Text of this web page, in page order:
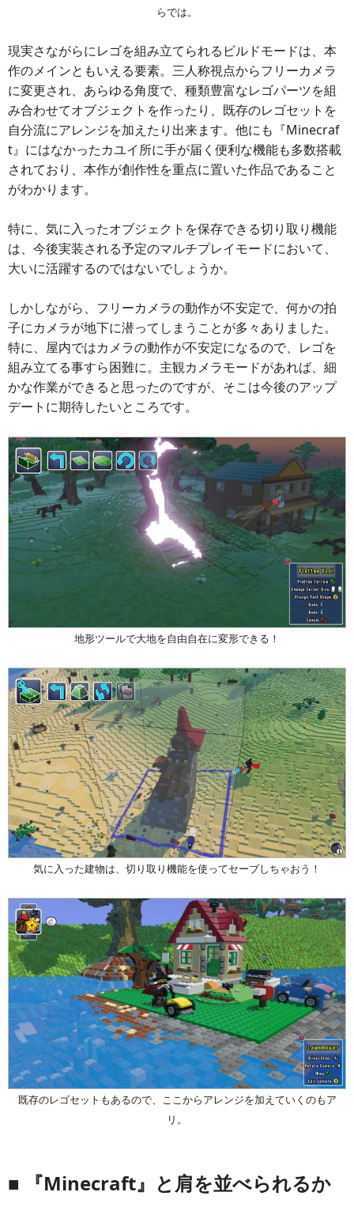
らでは。
現実さながらにレゴを組み立てられるビルドモードは、本
作のメインともいえる要素。三人称視点からフリーカメラ
に変更され、あらゆる角度で、種類豊富なレゴパーツを組
み合わせてオブジェクトを作ったり、既存のレゴセットを
自分流にアレンジを加えたり出来ます。他にも『Minecraf
t』にはなかったカユイ所に手が届く便利な機能も多数搭載
されており、本作が創作性を重点に置いた作品であること
がわかります。
特に、気に入ったオブジェクトを保存できる切り取り機能
は、今後実装される予定のマルチプレイモードにおいて、
大いに活躍するのではないでしょうか。
しかしながら、フリーカメラの動作が不安定で、何かの拍
子にカメラが地下に潜ってしまうことが多々ありました。
特に、屋内ではカメラの動作が不安定になるので、レゴを
組み立てる事すら困難に。主観カメラモードがあれば、細
かな作業ができると思ったのですが、そこは今後のアップ
デートに期待したいところです。
地形ツールで大地を自由自在に変形できる！
気に入った建物は、切り取り機能を使ってセーブしちゃおう！
既存のレゴセットもあるので、ここからアレンジを加えていくのもア
リ。
■ 『Minecraft』と肩を並べられるか